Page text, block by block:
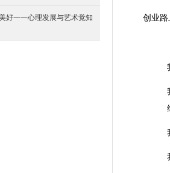
好——心理发展与艺术觉知
创业